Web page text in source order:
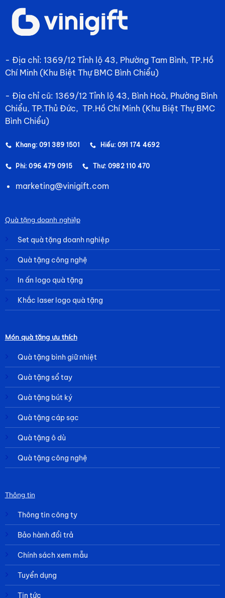
- Địa chỉ: 1369/12 Tỉnh lộ 43, Phường Tam Bình, TP.Hồ
Chí Minh (Khu Biệt Thự BMC Bình Chiểu)
- Địa chỉ cũ: 1369/12 Tỉnh lộ 43, Bình Hoà, Phường Bình
Chiểu, TP.Thủ Đức, TP.Hồ Chí Minh (Khu Biệt Thự BMC
Bình Chiểu)
Khang: 091 389 1501 Hiếu: 091 174 4692
Phi: 096 479 0915 Thư: 0982 110 470
marketing@vinigift.com
Quà tặng doanh nghiệp
Set quà tặng doanh nghiệp
Quà tặng công nghệ
In ấn logo quà tặng
Khắc laser logo quà tặng
Món quà tặng ưu thích
Quà tặng bình giữ nhiệt
Quà tặng sổ tay
Quà tặng bút ký
Quà tặng cáp sạc
Quà tặng ô dù
Quà tặng công nghệ
Thông tin
Thông tin công ty
Bảo hành đổi trả
Chính sách xem mẫu
Tuyển dụng
Tin tức